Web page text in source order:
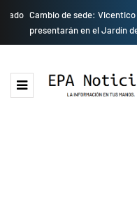
Cambio de sede: Vicentico y
presentarán en el Jardín de la